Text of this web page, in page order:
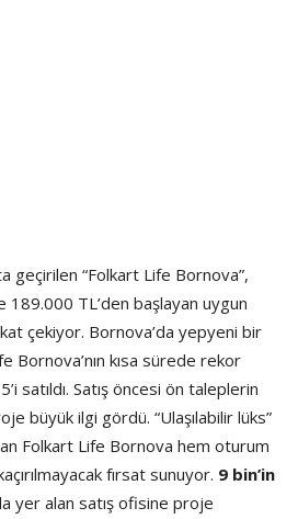
geçirilen “Folkart Life Bornova”,
189.000 TL’den başlayan uygun
çekiyor. Bornova’da yepyeni bir
Bornova’nın kısa sürede rekor
satıldı. Satış öncesi ön taleplerin
büyük ilgi gördü. “Ulaşılabilir lüks”
Folkart Life Bornova hem oturum
fırsat sunuyor. 9 bin’in
yer alan satış ofisine proje